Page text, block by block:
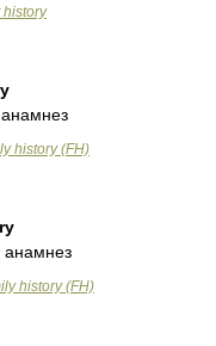
history
history (FH)
history (FH)